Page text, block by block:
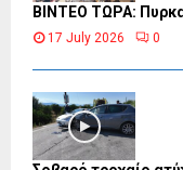
ΒΙΝΤΕΟ ΤΩΡΑ:
17 July 2026 0